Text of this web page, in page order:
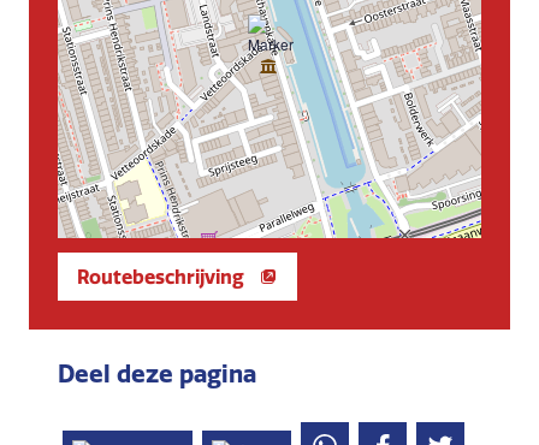
Routebeschrijving
Deel deze pagina